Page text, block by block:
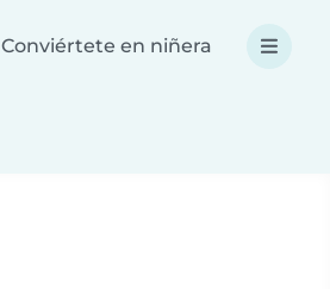
Conviértete en niñera